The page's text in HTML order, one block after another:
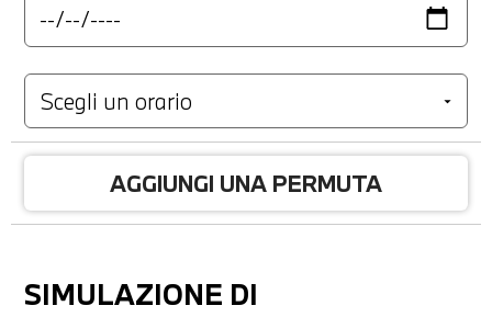
AGGIUNGI UNA PERMUTA
SIMULAZIONE DI